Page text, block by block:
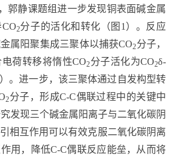
郭静课题组进一步发现铜表面碱金属
CO2分子的活化和转化（图 1 ）。反应
属阳聚集成三聚体以捕获CO2分子，
荷转移将惰性CO2分子活化为CO2δ-
）。进一步，该三聚体通过自发构型转
2分子，形成C-C偶联过程中的关键中
发现三个碱金属阳离子与二氧化碳阴
相互作用可以有效克服二氧化碳阴离
用，降低C-C偶联反应能垒，从而将